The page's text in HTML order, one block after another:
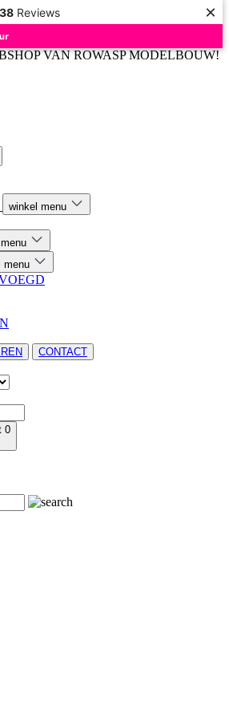
Reviews ×
VAN ROWASP MODELBOUW!
winkel menu
menu
CONTACT
0